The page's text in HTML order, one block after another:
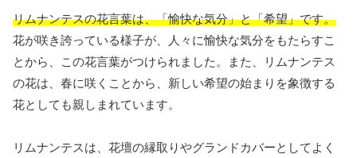
リムナンテスの花言葉は、「愉快な気分」と「希望」です。
花が咲き誇っている様子が、人々に愉快な気分をもたらすこ
とから、この花言葉がつけられました。また、リムナンテス
の花は、春に咲くことから、新しい希望の始まりを象徴する
花としても親しまれています。
リムナンテスは、花壇の縁取りやグランドカバーとしてよく